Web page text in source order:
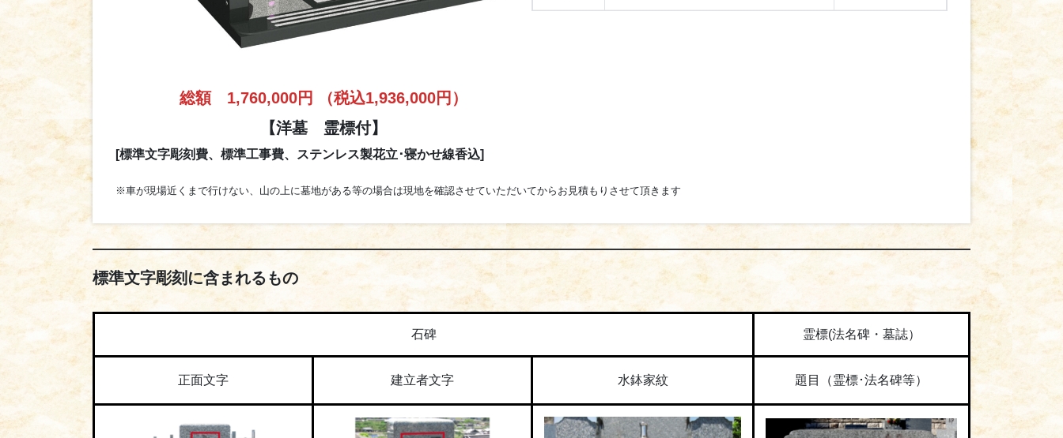
総額 1,760,000円 （税込1,936,000円）
【洋墓 霊標付】
[標準文字彫刻費、標準工事費、ステンレス製花立･寝かせ線香込]
※車が現場近くまで行けない、山の上に墓地がある等の場合は現地を確認させていただいてからお見積もりさせて頂きます
標準文字彫刻に含まれるもの
石碑 霊標(法名碑・墓誌）
正面文字 建立者文字 水鉢家紋 題目（霊標･法名碑等）